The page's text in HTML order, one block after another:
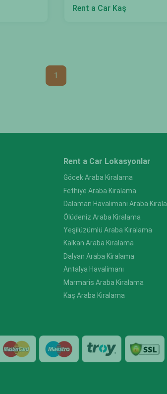
Rent a Car Kaş
1
Rent a Car Lokasyonlar
Göcek Araba Kiralama
Fethiye Araba Kiralama
Dalaman Havalimanı Araba
Ölüdeniz Araba Kiralama
Yeşilüzümlü Araba Kiralama
Kalkan Araba Kiralama
Dalyan Araba Kiralama
Antalya Havalimanı
Marmaris Araba Kiralama
Kaş Araba Kiralama